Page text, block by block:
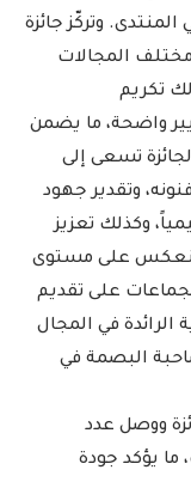
وتركّز جائزة
مختلف المجالات
تكريم
واضحة، ما يضمن
تسعى إلى
وتقدير جهود
وكذلك تعزيز
ينعكس على مستوى
على تقديم
الرائدة في المجال
البصمة في
ووصل عدد
مشارك، ما يؤكد جودة